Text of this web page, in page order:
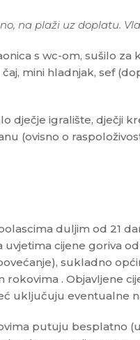
na plaži uz doplatu.
s wc-om, sušilo za
mini hladnjak, sef
dječje igralište, dječji
(ovisno o
duljim od 21
cijene goriva
sukladno
. Objavljene
uključuju eventualne
putuju besplatno